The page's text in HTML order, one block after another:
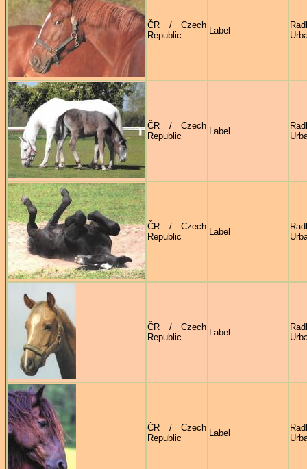
ČR / Czech
Republic
Label
ČR / Czech
Republic
Label
ČR / Czech
Republic
Label
ČR / Czech
Republic
Label
ČR / Czech
Republic
Label